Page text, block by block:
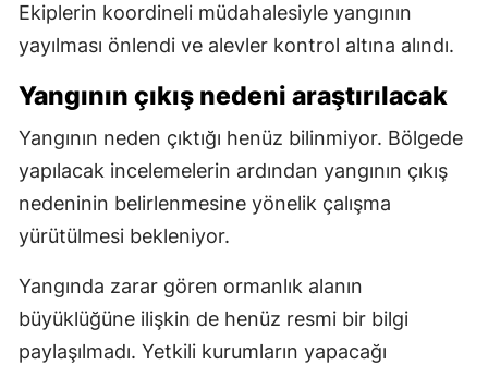
Ekiplerin koordineli müdahalesiyle yangının
yayılması önlendi ve alevler kontrol altına alındı.
Yangının çıkış nedeni araştırılacak
Yangının neden çıktığı henüz bilinmiyor. Bölgede
yapılacak incelemelerin ardından yangının çıkış
nedeninin belirlenmesine yönelik çalışma
yürütülmesi bekleniyor.
Yangında zarar gören ormanlık alanın
büyüklüğüne ilişkin de henüz resmi bir bilgi
paylaşılmadı. Yetkili kurumların yapacağı